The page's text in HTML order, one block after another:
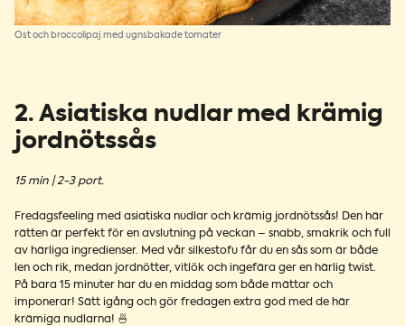
Ost och broccolipaj med ugnsbakade tomater
2. Asiatiska nudlar med krämig
jordnötssås
15 min | 2-3 port.
Fredagsfeeling med asiatiska nudlar och krämig jordnötssås! Den här
rätten är perfekt för en avslutning på veckan – snabb, smakrik och full
av härliga ingredienser. Med vår silkestofu får du en sås som är både
len och rik, medan jordnötter, vitlök och ingefära ger en härlig twist.
På bara 15 minuter har du en middag som både mättar och
imponerar! Sätt igång och gör fredagen extra god med de här
krämiga nudlarna! 🍜